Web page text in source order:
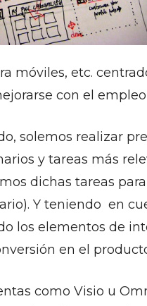
móviles, etc.
con el
solemos realizar
y tareas más
dichas tareas
Y teniendo en
los elementos de
en el
como Visio u